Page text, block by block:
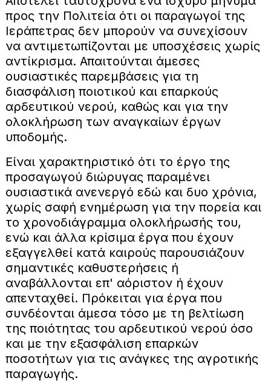
προς την Πολιτεία ότι οι παραγωγοί της
Ιεράπετρας δεν μπορούν να συνεχίσουν
να αντιμετωπίζονται με υποσχέσεις χωρίς
αντίκρισμα. Απαιτούνται άμεσες
ουσιαστικές παρεμβάσεις για τη
διασφάλιση ποιοτικού και επαρκούς
αρδευτικού νερού, καθώς και για την
ολοκλήρωση των αναγκαίων έργων
υποδομής.
Είναι χαρακτηριστικό ότι το έργο της
προσαγωγού διώρυγας παραμένει
ουσιαστικά ανενεργό εδώ και δυο χρόνια,
χωρίς σαφή ενημέρωση για την πορεία και
το χρονοδιάγραμμα ολοκλήρωσής του,
ενώ και άλλα κρίσιμα έργα που έχουν
εξαγγελθεί κατά καιρούς παρουσιάζουν
σημαντικές καθυστερήσεις ή
αναβάλλονται επ' αόριστον ή έχουν
απενταχθεί. Πρόκειται για έργα που
συνδέονται άμεσα τόσο με τη βελτίωση
της ποιότητας του αρδευτικού νερού όσο
και με την εξασφάλιση επαρκών
ποσοτήτων για τις ανάγκες της αγροτικής
παραγωγής.